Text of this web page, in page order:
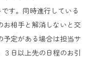
す。同時進行している
お相手と解消しないと交
定がある場合は担当サ
日以上先の日程のお引